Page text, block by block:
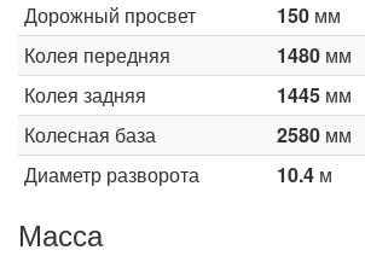
Дорожный просвет
150 мм
Колея передняя
1480 мм
Колея задняя
1445 мм
Колесная база
2580 мм
Диаметр разворота
10.4 м
Масса